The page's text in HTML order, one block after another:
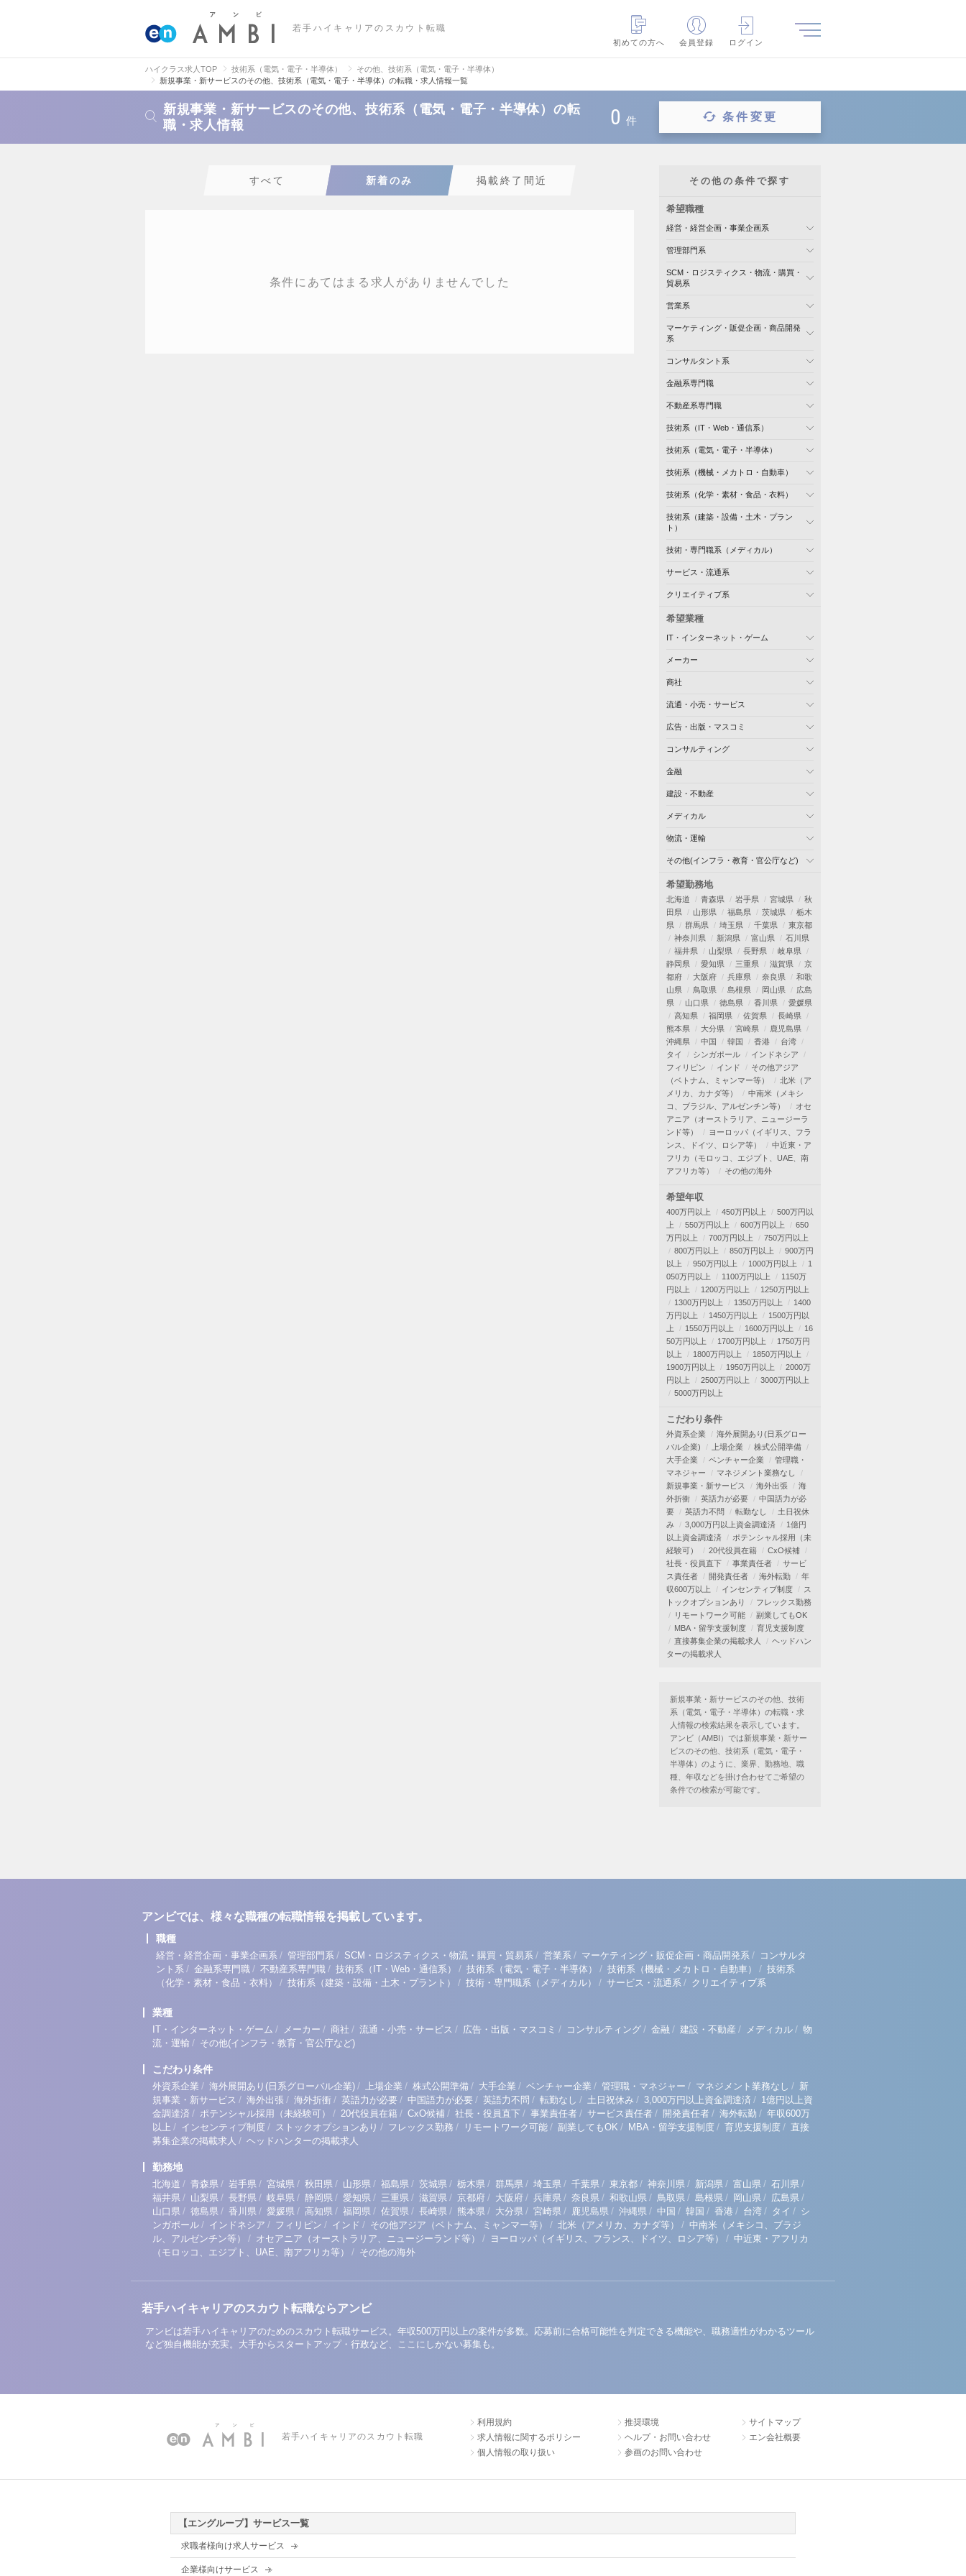
若手ハイキャリアのスカウト転職
初めての方へ
会員登録 ログイン
ハイクラス求人TOP 技術系（電気・電子・半導体）
その他、技術系（電気・電子・半導体）
新規事業・新サービスのその他、技術系（電気・電子・半導体）の転職・求人情報一覧
新規事業・新サービスのその他、技術系（電気・電子・半導体）の転
職・求人情報
0 件 条件変更
すべて 新着のみ 掲載終了間近
条件にあてはまる求人がありませんでした
その他の条件で探す
希望職種
経営・経営企画・事業企画系
管理部門系
SCM・ロジスティクス・物流・購買・
貿易系
営業系
マーケティング・販促企画・商品開発
系
コンサルタント系
金融系専門職
不動産系専門職
技術系（IT・Web・通信系）
技術系（電気・電子・半導体）
技術系（機械・メカトロ・自動車）
技術系（化学・素材・食品・衣料）
技術系（建築・設備・土木・プラン
ト）
技術・専門職系（メディカル）
サービス・流通系
クリエイティブ系
希望業種
IT・インターネット・ゲーム
メーカー
商社
流通・小売・サービス
広告・出版・マスコミ
コンサルティング
金融
建設・不動産
メディカル
物流・運輸
その他(インフラ・教育・官公庁など)
希望勤務地
北海道 青森県 岩手県 宮城県
秋
田県
山形県 福島県 茨城県
栃木
県
群馬県 埼玉県 千葉県
東京都
神奈川県
新潟県 富山県
石川県
福井県
山梨県 長野県
岐阜県
静岡県
愛知県 三重県 滋賀県
京
都府
大阪府 兵庫県 奈良県
和歌
山県
鳥取県 島根県 岡山県
広島
県
山口県 徳島県 香川県
愛媛県
高知県
福岡県 佐賀県
長崎県
熊本県
大分県 宮崎県
鹿児島県
沖縄県
中国 韓国 香港
台湾
タイ
シンガポール
インドネシア
フィリピン
インド
その他アジア
（ベトナム、ミャンマー等）
北米（ア
メリカ、カナダ等）
中南米（メキシ
コ、ブラジル、アルゼンチン等）
オセ
アニア（オーストラリア、ニュージーラ
ンド等）
ヨーロッパ（イギリス、フラ
ンス、ドイツ、ロシア等）
中近東・ア
フリカ（モロッコ、エジプト、UAE、南
アフリカ等）
その他の海外
希望年収
400万円以上 450万円以上
500万円以
上
550万円以上 600万円以上
650
万円以上
700万円以上
750万円以上
800万円以上
850万円以上
900万円
以上
950万円以上 1000万円以上
1
050万円以上
1100万円以上
1150万
円以上
1200万円以上
1250万円以上
1300万円以上
1350万円以上
1400
万円以上
1450万円以上
1500万円以
上
1550万円以上 1600万円以上
16
50万円以上
1700万円以上
1750万円
以上
1800万円以上
1850万円以上
1900万円以上
1950万円以上
2000万
円以上
2500万円以上
3000万円以上
5000万円以上
こだわり条件
外資系企業
海外展開あり(日系グロー
バル企業)
上場企業
株式公開準備
大手企業
ベンチャー企業
管理職・
マネジャー
マネジメント業務なし
新規事業・新サービス
海外出張
海
外折衝
英語力が必要
中国語力が必
要
英語力不問 転勤なし
土日祝休
み
3,000万円以上資金調達済
1億円
以上資金調達済
ポテンシャル採用（未
経験可）
20代役員在籍
CxO候補
社長・役員直下
事業責任者
サービ
ス責任者
開発責任者 海外転勤
年
収600万以上
インセンティブ制度
ス
トックオプションあり
フレックス勤務
リモートワーク可能
副業してもOK
MBA・留学支援制度
育児支援制度
直接募集企業の掲載求人
ヘッドハン
ターの掲載求人
新規事業・新サービスのその他、技術
系（電気・電子・半導体）の転職・求
人情報の検索結果を表示しています。
アンビ（AMBI）では新規事業・新サー
ビスのその他、技術系（電気・電子・
半導体）のように、業界、勤務地、職
種、年収などを掛け合わせてご希望の
条件での検索が可能です。
アンビでは、様々な職種の転職情報を掲載しています。
職種
経営・経営企画・事業企画系 / 管理部門系 / SCM・ロジスティクス・物流・購買・貿易系 / 営業系 / マーケティング・販促企画・商品開発系 / コンサルタ
ント系 / 金融系専門職 / 不動産系専門職 / 技術系（IT・Web・通信系） / 技術系（電気・電子・半導体） / 技術系（機械・メカトロ・自動車） / 技術系
（化学・素材・食品・衣料）
/ 技術系（建築・設備・土木・プラント） / 技術・専門職系（メディカル） / サービス・流通系 / クリエイティブ系
業種
IT・インターネット・ゲーム / メーカー / 商社 / 流通・小売・サービス / 広告・出版・マスコミ / コンサルティング / 金融 / 建設・不動産 / メディカル / 物
流・運輸 / その他(インフラ・教育・官公庁など)
こだわり条件
外資系企業 / 海外展開あり(日系グローバル企業) / 上場企業 / 株式公開準備 / 大手企業 / ベンチャー企業 / 管理職・マネジャー / マネジメント業務なし / 新
規事業・新サービス / 海外出張 / 海外折衝 / 英語力が必要 / 中国語力が必要 / 英語力不問 / 転勤なし / 土日祝休み / 3,000万円以上資金調達済 / 1億円以上資
金調達済 / ポテンシャル採用（未経験可） / 20代役員在籍 / CxO候補 / 社長・役員直下 / 事業責任者 / サービス責任者 / 開発責任者 / 海外転勤 / 年収600万
以上 / インセンティブ制度 / ストックオプションあり / フレックス勤務 / リモートワーク可能 / 副業してもOK / MBA・留学支援制度 / 育児支援制度 / 直接
募集企業の掲載求人 / ヘッドハンターの掲載求人
勤務地
北海道 / 青森県 / 岩手県 / 宮城県 / 秋田県 / 山形県 / 福島県 / 茨城県 / 栃木県 / 群馬県 / 埼玉県 / 千葉県 / 東京都 / 神奈川県 / 新潟県 / 富山県 / 石川県 /
福井県 / 山梨県 / 長野県 / 岐阜県 / 静岡県 / 愛知県 / 三重県 / 滋賀県 / 京都府 / 大阪府 / 兵庫県 / 奈良県 / 和歌山県 / 鳥取県 / 島根県 / 岡山県 / 広島県 /
山口県 / 徳島県 / 香川県 / 愛媛県 / 高知県 / 福岡県 / 佐賀県 / 長崎県 / 熊本県 / 大分県 / 宮崎県 / 鹿児島県 / 沖縄県 / 中国 / 韓国 / 香港 / 台湾 / タイ / シ
ンガポール / インドネシア / フィリピン / インド / その他アジア（ベトナム、ミャンマー等） / 北米（アメリカ、カナダ等） / 中南米（メキシコ、ブラジ
ル、アルゼンチン等）
/ オセアニア（オーストラリア、ニュージーランド等） / ヨーロッパ（イギリス、フランス、ドイツ、ロシア等） / 中近東・アフリカ
（モロッコ、エジプト、UAE、南アフリカ等）
/ その他の海外
若手ハイキャリアのスカウト転職ならアンビ
アンビは若手ハイキャリアのためのスカウト転職サービス。年収500万円以上の案件が多数。応募前に合格可能性を判定できる機能や、職務適性がわかるツール
など独自機能が充実。大手からスタートアップ・行政など、ここにしかない募集も。
若手ハイキャリアのスカウト転職
利用規約
求人情報に関するポリシー
個人情報の取り扱い
推奨環境
ヘルプ・お問い合わせ
参画のお問い合わせ
サイトマップ
エン会社概要
【エングループ】サービス一覧
求職者様向け求人サービス
企業様向けサービス